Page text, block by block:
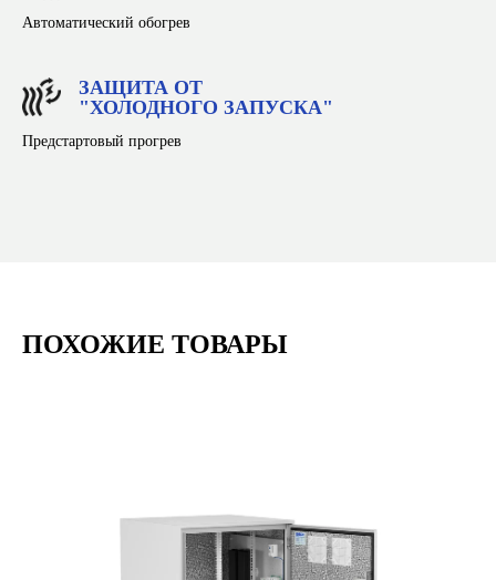
Автоматический обогрев
ЗАЩИТА ОТ
"ХОЛОДНОГО ЗАПУСКА"
Предстартовый прогрев
ПОХОЖИЕ ТОВАРЫ